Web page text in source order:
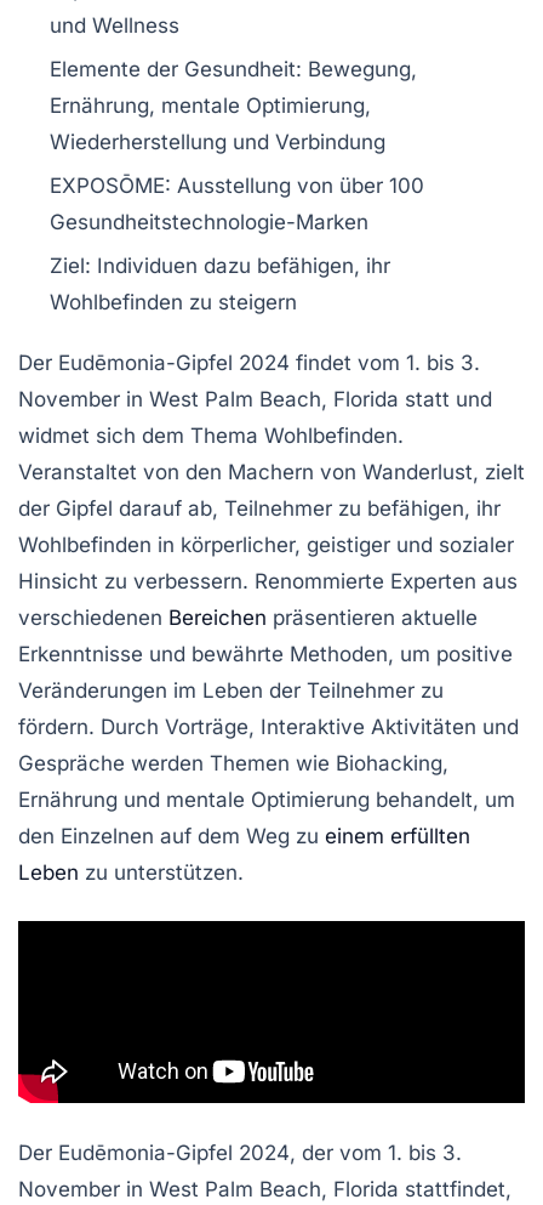
und Wellness
Elemente der Gesundheit: Bewegung,
Ernährung, mentale Optimierung,
Wiederherstellung und Verbindung
EXPOSŌME: Ausstellung von über 100
Gesundheitstechnologie-Marken
Ziel: Individuen dazu befähigen, ihr
Wohlbefinden zu steigern
Der Eudēmonia-Gipfel 2024 findet vom 1. bis 3.
November in West Palm Beach, Florida statt und
widmet sich dem Thema Wohlbefinden.
Veranstaltet von den Machern von Wanderlust, zielt
der Gipfel darauf ab, Teilnehmer zu befähigen, ihr
Wohlbefinden in körperlicher, geistiger und sozialer
Hinsicht zu verbessern. Renommierte Experten aus
verschiedenen Bereichen präsentieren aktuelle
Erkenntnisse und bewährte Methoden, um positive
Veränderungen im Leben der Teilnehmer zu
fördern. Durch Vorträge, Interaktive Aktivitäten und
Gespräche werden Themen wie Biohacking,
Ernährung und mentale Optimierung behandelt, um
den Einzelnen auf dem Weg zu einem erfüllten
Leben zu unterstützen.
Der Eudēmonia-Gipfel 2024, der vom 1. bis 3.
November in West Palm Beach, Florida stattfindet,